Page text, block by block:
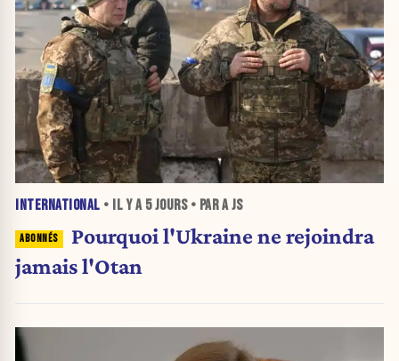
INTERNATIONAL • IL Y A 5 JOURS• PAR A JS
Pourquoi l'Ukraine ne rejoindra
jamais l'Otan